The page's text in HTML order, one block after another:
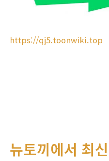
https://qj5.toonwiki.top
뉴토끼에서 최